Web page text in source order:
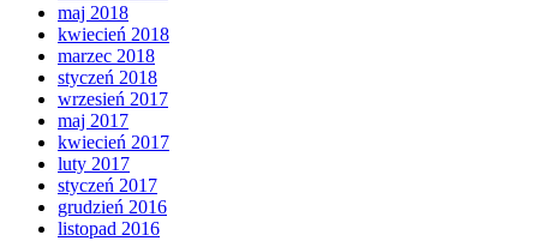
maj 2018
kwiecień 2018
marzec 2018
styczeń 2018
wrzesień 2017
maj 2017
kwiecień 2017
luty 2017
styczeń 2017
grudzień 2016
listopad 2016